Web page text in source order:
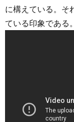
に構えている。そ
ている印象である。